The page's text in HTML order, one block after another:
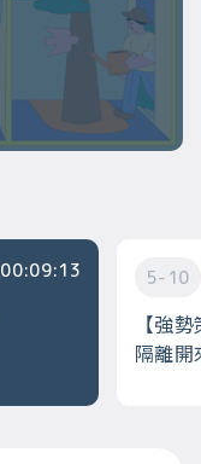
00:09:13 5-10
【強
隔離開